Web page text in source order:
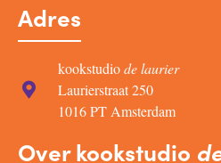
Adres
kookstudiode laurier
Laurierstraat 250
1016 PT Amsterdam
Over kookstudio